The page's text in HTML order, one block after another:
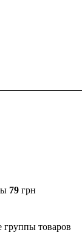
79 грн
группы товаров